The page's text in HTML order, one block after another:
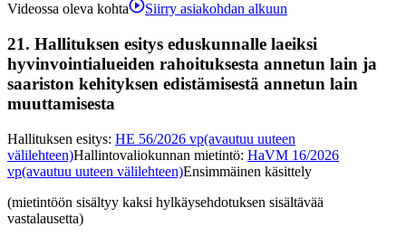
Videossa oleva kohta Siirry asiakohdan alkuun
21. Hallituksen esitys eduskunnalle laeiksi
hyvinvointialueiden rahoituksesta annetun lain ja
saariston kehityksen edistämisestä annetun lain
muuttamisesta
Hallituksen esitys: HE 56/2026 vp(avautuu uuteen
välilehteen)Hallintovaliokunnan mietintö: HaVM 16/2026
vp(avautuu uuteen välilehteen)Ensimmäinen käsittely
(mietintöön sisältyy kaksi hylkäysehdotuksen sisältävää
vastalausetta)